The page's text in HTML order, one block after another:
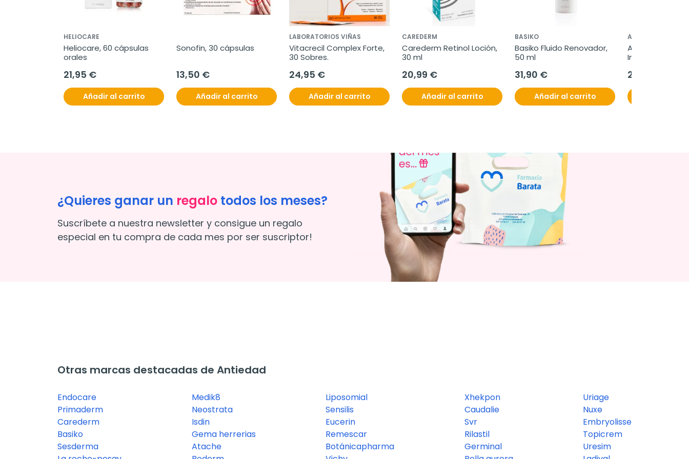
HELIOCARE
Heliocare, 60 cápsulas
orales
21,95 €
Añadir al carrito
Sonofin, 30 cápsulas
13,50 €
Añadir al carrito
LABORATORIOS VIÑAS
Vitacrecil Complex Forte,
30 Sobres.
24,95 €
Añadir al carrito
CAREDERM
Carederm Retinol Loción,
30 ml
20,99 €
Añadir al carrito
BASIKO
Basiko Fluido Renovador,
50 ml
31,90 €
Añadir al carrito
ATACHE
Atache Lift
Intensive Lift
27,50 €
¿Quieres ganar un regalo todos los meses?
Suscríbete a nuestra newsletter y consigue un regalo
especial en tu compra de cada mes por ser suscriptor!
Otras marcas destacadas de Antiedad
Endocare
Primaderm
Carederm
Basiko
Sesderma
Medik8
Neostrata
Isdin
Gema herrerias
Atache
Liposomial
Sensilis
Eucerin
Remescar
Botánicapharma
Xhekpon
Caudalie
Svr
Rilastil
Germinal
Uriage
Nuxe
Embryolisse
Topicrem
Uresim